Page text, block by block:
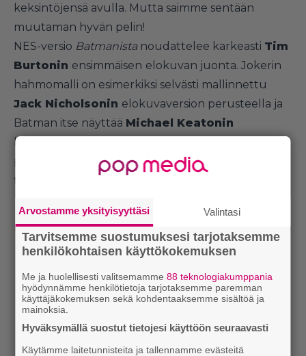
keksintöjensä avulla. Mutta saimme sentään
muutaman hyvän pelin!
NES-versio Batmanista noudattelee karkeasti Tim
Burtonin ensimmäisen elokuvan juonta. Jokerin
hahmomalli on esimerkiksi selvästi mallinnettu
Jack Nicholsonin elokuvaversion perusteella ja
Batman itse näyttää Michael Keatonin
battikselta. Mutta sitten mennäänkin omille
poluille vauhdikkaasti, silläBatman
tyypillinen 1980-luvun NES-toimintaseikkailu.
Arvostamme yksityisyyttäsi Valintasi
Tarvitsemme suostumuksesi tarjotaksemme
henkilökohtaisen käyttökokemuksen
Me ja huolellisesti valitsemamme88 teknologiakumppania
hyödynnämme henkilötietoja tarjotaksemme paremman
käyttäjäkokemuksen sekä kohdentaaksemme sisältöä ja
mainoksia.
Hyväksymällä suostut tietojesi käyttöön seuraavasti
Käytämme laitetunnisteita ja tallennamme evästeitä